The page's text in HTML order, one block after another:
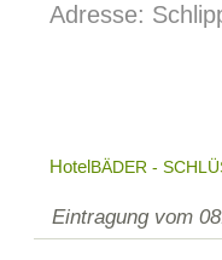
Adresse:
HotelBÄDER -
Eintragung vom